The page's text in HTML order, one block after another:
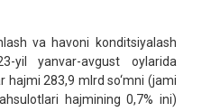
va havoni konditsiyalash
yil yanvar-avgust oylarida
283,9 mlrd so‘mni (jami
hajmining 0,7% ini)